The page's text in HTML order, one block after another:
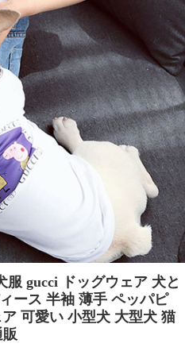
gucci ドッグウェア 犬と
ース 半袖 薄手 ペッパピ
可愛い 小型犬 大型犬 猫